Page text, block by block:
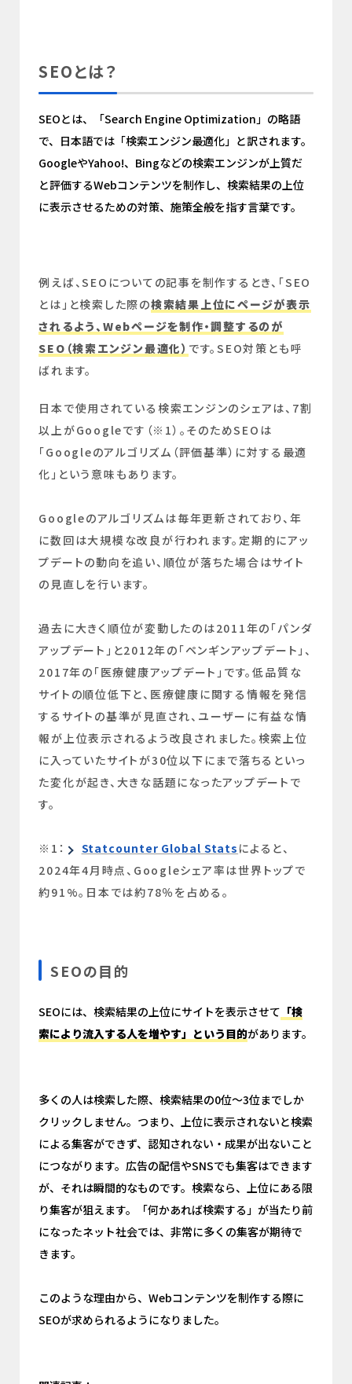
SEOとは？
SEOとは、「Search Engine Optimization」の略語
で、日本語では「検索エンジン最適化」と訳されます。
GoogleやYahoo!、Bingなどの検索エンジンが上質だ
と評価するWebコンテンツを制作し、検索結果の上位
に表示させるための対策、施策全般を指す言葉です。
例えば、SEOについての記事を制作するとき、「SEO
とは」と検索した際の検索結果上位にページが表示
されるよう、Webページを制作・調整するのが
SEO（検索エンジン最適化） です。SEO対策とも呼
ばれます。
日本で使用されている検索エンジンのシェアは、7割
以上がGoogleです（※1）。そのためSEOは
「Googleのアルゴリズム（評価基準）に対する最適
化」という意味もあります。
Googleのアルゴリズムは毎年更新されており、年
に数回は大規模な改良が行われます。定期的にアッ
プデートの動向を追い、順位が落ちた場合はサイト
の見直しを行います。
過去に大きく順位が変動したのは2011年の「パンダ
アップデート」と2012年の「ペンギンアップデート」、
2017年の「医療健康アップデート」です。低品質な
サイトの順位低下と、医療健康に関する情報を発信
するサイトの基準が見直され、ユーザーに有益な情
報が上位表示されるよう改良されました。検索上位
に入っていたサイトが30位以下にまで落ちるといっ
た変化が起き、大きな話題になったアップデートで
す。
※1： Statcounter Global Statsによると、
2024年4月時点、Googleシェア率は世界トップで
約91%。日本では約78％を占める。
SEOの目的
SEOには、検索結果の上位にサイトを表示させて 「検
索により流入する人を増やす」という目的があります。
多くの人は検索した際、検索結果の0位～3位までしか
クリックしません。つまり、上位に表示されないと検索
による集客ができず、認知されない・成果が出ないこと
につながります。広告の配信やSNSでも集客はできます
が、それは瞬間的なものです。検索なら、上位にある限
り集客が狙えます。「何かあれば検索する」が当たり前
になったネット社会では、非常に多くの集客が期待で
きます。
このような理由から、Webコンテンツを制作する際に
SEOが求められるようになりました。